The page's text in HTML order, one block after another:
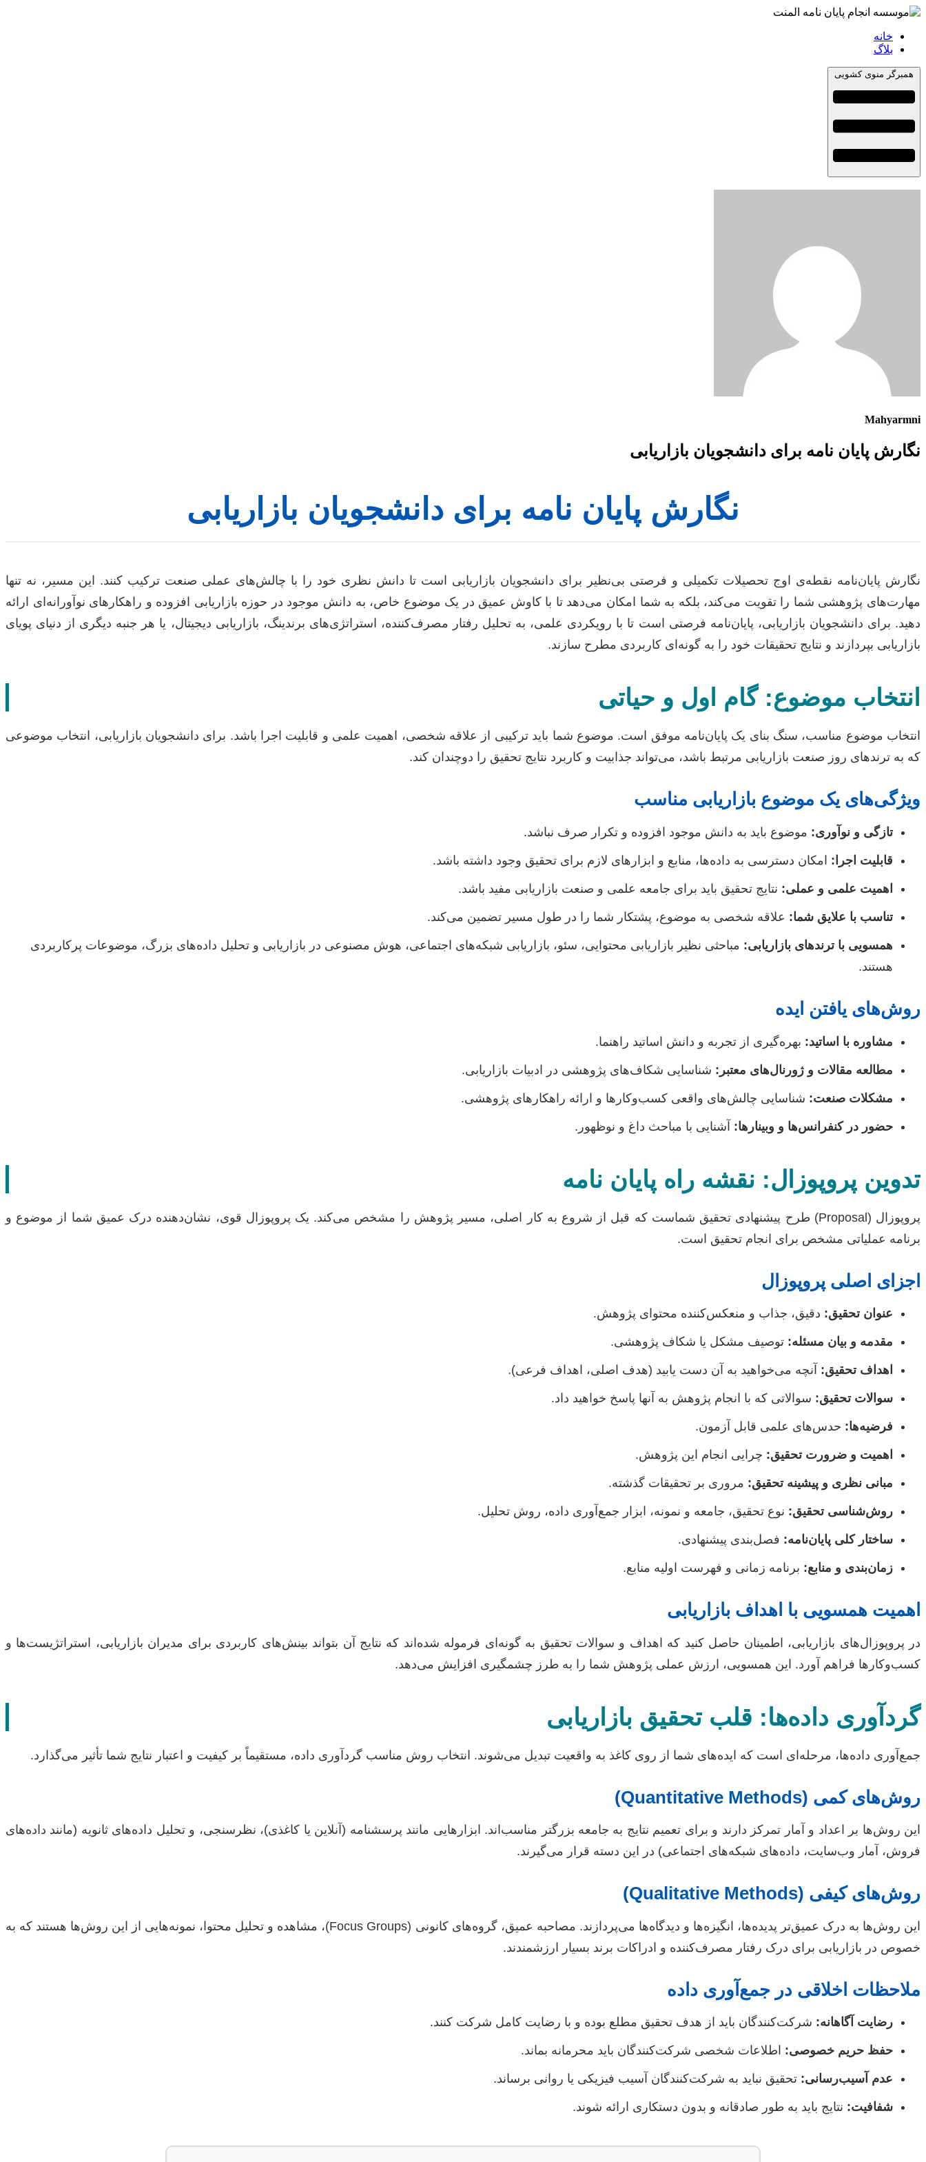
خانه
بلاگ
همبرگر منوی کشویی
Mahyarmni
نگارش پایان نامه برای دانشجویان بازاریابی
نگارش پایان نامه برای دانشجویان بازاریابی
نگارش پایان‌نامه نقطه‌ی اوج تحصیلات تکمیلی و فرصتی بی‌نظیر برای دانشجویان بازاریابی است تا دانش نظری خود را با چالش‌های عملی صنعت ترکیب کنند. این مسیر، نه تنها
مهارت‌های پژوهشی شما را تقویت می‌کند، بلکه به شما امکان می‌دهد تا با کاوش عمیق در یک موضوع خاص، به دانش موجود در حوزه بازاریابی افزوده و راهکارهای نوآورانه‌ای ارائه
دهید. برای دانشجویان بازاریابی، پایان‌نامه فرصتی است تا با رویکردی علمی، به تحلیل رفتار مصرف‌کننده، استراتژی‌های برندینگ، بازاریابی دیجیتال، یا هر جنبه دیگری از دنیای پویای
بازاریابی بپردازند و نتایج تحقیقات خود را به گونه‌ای کاربردی مطرح سازند.
انتخاب موضوع: گام اول و حیاتی
انتخاب موضوع مناسب، سنگ بنای یک پایان‌نامه موفق است. موضوع شما باید ترکیبی از علاقه شخصی، اهمیت علمی و قابلیت اجرا باشد. برای دانشجویان بازاریابی، انتخاب موضوعی
که به ترندهای روز صنعت بازاریابی مرتبط باشد، می‌تواند جذابیت و کاربرد نتایج تحقیق را دوچندان کند.
ویژگی‌های یک موضوع بازاریابی مناسب
تازگی و نوآوری: موضوع باید به دانش موجود افزوده و تکرار صرف نباشد.
قابلیت اجرا: امکان دسترسی به داده‌ها، منابع و ابزارهای لازم برای تحقیق وجود داشته باشد.
اهمیت علمی و عملی: نتایج تحقیق باید برای جامعه علمی و صنعت بازاریابی مفید باشد.
تناسب با علایق شما: علاقه شخصی به موضوع، پشتکار شما را در طول مسیر تضمین می‌کند.
همسویی با ترندهای بازاریابی: مباحثی نظیر بازاریابی محتوایی، سئو، بازاریابی شبکه‌های اجتماعی، هوش مصنوعی در بازاریابی و تحلیل داده‌های بزرگ، موضوعات پرکاربردی
هستند.
روش‌های یافتن ایده
مشاوره با اساتید: بهره‌گیری از تجربه و دانش اساتید راهنما.
مطالعه مقالات و ژورنال‌های معتبر: شناسایی شکاف‌های پژوهشی در ادبیات بازاریابی.
مشکلات صنعت: شناسایی چالش‌های واقعی کسب‌وکارها و ارائه راهکارهای پژوهشی.
حضور در کنفرانس‌ها و وبینارها: آشنایی با مباحث داغ و نوظهور.
تدوین پروپوزال: نقشه راه پایان نامه
پروپوزال (Proposal) طرح پیشنهادی تحقیق شماست که قبل از شروع به کار اصلی، مسیر پژوهش را مشخص می‌کند. یک پروپوزال قوی، نشان‌دهنده درک عمیق شما از موضوع و
برنامه عملیاتی مشخص برای انجام تحقیق است.
اجزای اصلی پروپوزال
عنوان تحقیق: دقیق، جذاب و منعکس‌کننده محتوای پژوهش.
مقدمه و بیان مسئله: توصیف مشکل یا شکاف پژوهشی.
اهداف تحقیق: آنچه می‌خواهید به آن دست یابید (هدف اصلی، اهداف فرعی).
سوالات تحقیق: سوالاتی که با انجام پژوهش به آنها پاسخ خواهید داد.
فرضیه‌ها: حدس‌های علمی قابل آزمون.
اهمیت و ضرورت تحقیق: چرایی انجام این پژوهش.
مبانی نظری و پیشینه تحقیق: مروری بر تحقیقات گذشته.
روش‌شناسی تحقیق: نوع تحقیق، جامعه و نمونه، ابزار جمع‌آوری داده، روش تحلیل.
ساختار کلی پایان‌نامه: فصل‌بندی پیشنهادی.
زمان‌بندی و منابع: برنامه زمانی و فهرست اولیه منابع.
اهمیت همسویی با اهداف بازاریابی
در پروپوزال‌های بازاریابی، اطمینان حاصل کنید که اهداف و سوالات تحقیق به گونه‌ای فرموله شده‌اند که نتایج آن بتواند بینش‌های کاربردی برای مدیران بازاریابی، استراتژیست‌ها و
کسب‌وکارها فراهم آورد. این همسویی، ارزش عملی پژوهش شما را به طرز چشمگیری افزایش می‌دهد.
گردآوری داده‌ها: قلب تحقیق بازاریابی
جمع‌آوری داده‌ها، مرحله‌ای است که ایده‌های شما از روی کاغذ به واقعیت تبدیل می‌شوند. انتخاب روش مناسب گردآوری داده، مستقیماً بر کیفیت و اعتبار نتایج شما تأثیر می‌گذارد.
روش‌های کمی (Quantitative Methods)
این روش‌ها بر اعداد و آمار تمرکز دارند و برای تعمیم نتایج به جامعه بزرگتر مناسب‌اند. ابزارهایی مانند پرسشنامه (آنلاین یا کاغذی)، نظرسنجی، و تحلیل داده‌های ثانویه (مانند داده‌های
فروش، آمار وب‌سایت، داده‌های شبکه‌های اجتماعی) در این دسته قرار می‌گیرند.
روش‌های کیفی (Qualitative Methods)
این روش‌ها به درک عمیق‌تر پدیده‌ها، انگیزه‌ها و دیدگاه‌ها می‌پردازند. مصاحبه عمیق، گروه‌های کانونی (Focus Groups)، مشاهده و تحلیل محتوا، نمونه‌هایی از این روش‌ها هستند که به
خصوص در بازاریابی برای درک رفتار مصرف‌کننده و ادراکات برند بسیار ارزشمندند.
ملاحظات اخلاقی در جمع‌آوری داده
رضایت آگاهانه: شرکت‌کنندگان باید از هدف تحقیق مطلع بوده و با رضایت کامل شرکت کنند.
حفظ حریم خصوصی: اطلاعات شخصی شرکت‌کنندگان باید محرمانه بماند.
عدم آسیب‌رسانی: تحقیق نباید به شرکت‌کنندگان آسیب فیزیکی یا روانی برساند.
شفافیت: نتایج باید به طور صادقانه و بدون دستکاری ارائه شوند.